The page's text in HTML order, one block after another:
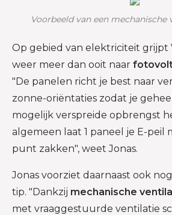
Voorbeeld van een
Op gebied van elektriciteit grijpt
weer meer dan ooit naar
"De panelen richt je best naar
zonne-oriëntaties zodat je
mogelijk verspreide opbrengst
algemeen laat 1 paneel je E-peil
punt zakken", weet Jonas.
Jonas voorziet daarnaast ook
tip. "Dankzij mechanische
met vraaggestuurde ventilatie